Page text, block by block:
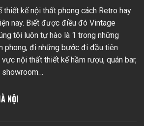
thiết kế nội thất phong cách Retro hay
nay. Biết được điều đó Vintage
tôi luôn tự hào là 1 trong những
phong, đi những bước đi đầu tiên
nội thất thiết kế hầm rượu, quán bar,
showroom…
NỘI